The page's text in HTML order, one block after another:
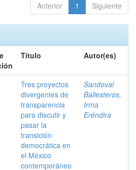
Anterior 1 Siguiente
Título Autor(es)
Tres proyectos
divergentes de
transparencia
para discutir y
pasar la
transición
democrática en
el México
contemporáneo
Sandoval
Ballesteros,
Irma
Eréndira